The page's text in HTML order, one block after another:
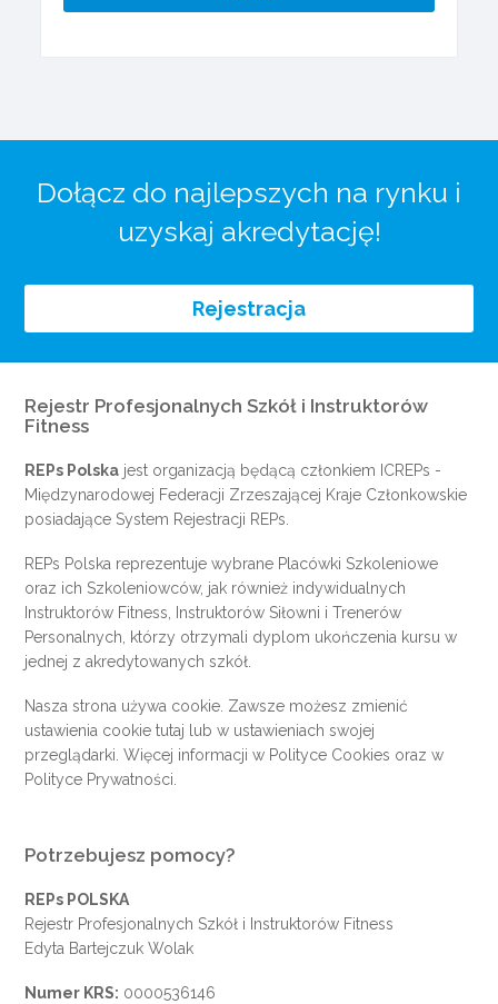
Dołącz do najlepszych na rynku i
uzyskaj akredytację!
Rejestracja
Rejestr Profesjonalnych Szkół i Instruktorów
Fitness
REPs Polska jest organizacją będącą członkiem ICREPs -
Międzynarodowej Federacji Zrzeszającej Kraje Członkowskie
posiadające System Rejestracji REPs.
REPs Polska reprezentuje wybrane Placówki Szkoleniowe
oraz ich Szkoleniowców, jak również indywidualnych
Instruktorów Fitness, Instruktorów Siłowni i Trenerów
Personalnych, którzy otrzymali dyplom ukończenia kursu w
jednej z akredytowanych szkół.
Nasza strona używa cookie. Zawsze możesz zmienić
ustawienia cookietutaj lub w ustawieniach swojej
przeglądarki. Więcej informacji w Polityce Cookies oraz w
Polityce Prywatności.
Potrzebujesz pomocy?
REPs POLSKA
Rejestr Profesjonalnych Szkół i Instruktorów Fitness
Edyta Bartejczuk Wolak
Numer KRS: 0000536146